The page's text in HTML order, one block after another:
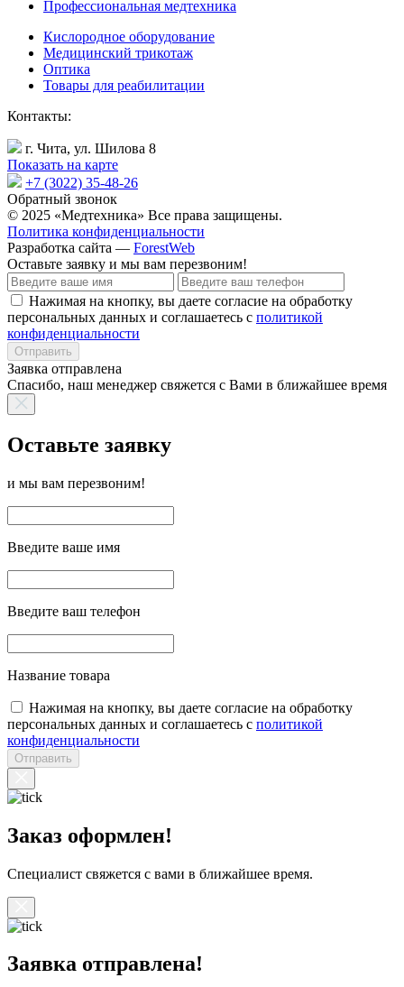
Профессиональная медтехника
Кислородное оборудование
Медицинский трикотаж
Оптика
Товары для реабилитации
Контакты:
г. Чита, ул. Шилова 8
Показать на карте
+7 (3022) 35-48-26
Обратный звонок
© 2025 «Медтехника» Все права защищены.
Политика конфиденциальности
Разработка сайта — ForestWeb
Оставьте заявку и мы вам перезвоним!
Нажимая на кнопку, вы даете согласие на обработку
персональных данных и соглашаетесь с политикой
конфиденциальности
Отправить
Заявка отправлена
Спасибо, наш менеджер свяжется с Вами в ближайшее время
Оставьте заявку
и мы вам перезвоним!
Введите ваше имя
Введите ваш телефон
Название товара
Нажимая на кнопку, вы даете согласие на обработку
персональных данных и соглашаетесь с политикой
конфиденциальности
Отправить
Заказ оформлен!
Специалист свяжется с вами в ближайшее время.
Заявка отправлена!